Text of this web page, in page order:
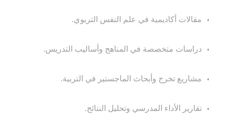
مقالات أكاديمية في علم النفس التربوي.
دراسات متخصصة في المناهج وأساليب التدريس.
مشاريع تخرج وأبحاث الماجستير في التربية.
تقارير الأداء المدرسي وتحليل النتائج.